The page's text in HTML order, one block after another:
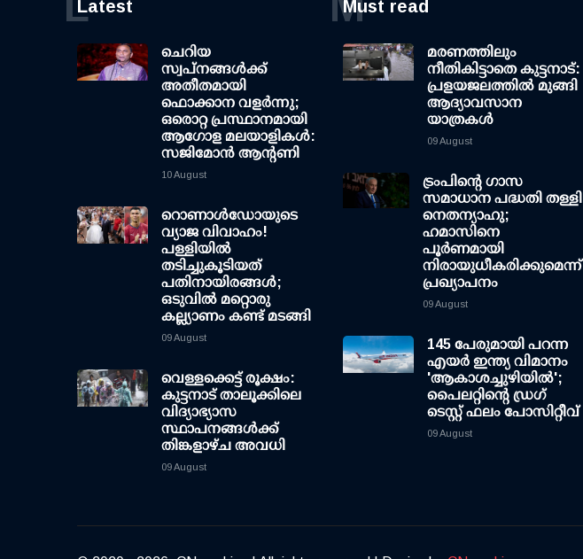
Latest
ചെറിയ
സ്വപ്നങ്ങൾക്ക്
അതീതമായി
ഫൊക്കാന വളർന്നു;
ഒരൊറ്റ പ്രസ്ഥാനമായി
ആഗോള മലയാളികൾ:
സജിമോൻ ആന്റണി
10 August
റൊണാള്‍ഡോയുടെ
വ്യാജ വിവാഹം!
പള്ളിയില്‍
തടിച്ചുകൂടിയത്
പതിനായിരങ്ങള്‍;
ഒടുവില്‍ മറ്റൊരു
കല്ല്യാണം കണ്ട് മടങ്ങി
09 August
വെള്ളക്കെട്ട് രൂക്ഷം:
കുട്ടനാട് താലൂക്കിലെ
വിദ്യാഭ്യാസ
സ്ഥാപനങ്ങള്‍ക്ക്
തിങ്കളാഴ്ച അവധി
09 August
Must read
മരണത്തിലും
നീതികിട്ടാതെ കുട്ടനാട്:
പ്രളയജലത്തില്‍ മുങ്ങി
ആദ്യാവസാന
യാത്രകള്‍
09 August
ട്രംപിന്റെ ഗാസ
സമാധാന പദ്ധതി തള്ളി
നെതന്യാഹു;
ഹമാസിനെ
പൂര്‍ണമായി
നിരായുധീകരിക്കുമെന്ന്
പ്രഖ്യാപനം
09 August
145 പേരുമായി പറന്ന
എയര്‍ ഇന്ത്യ വിമാനം
'ആകാശച്ചുഴിയില്‍';
പൈലറ്റിന്റെ ഡ്രഗ്
ടെസ്റ്റ് ഫലം പോസിറ്റീവ്
09 August